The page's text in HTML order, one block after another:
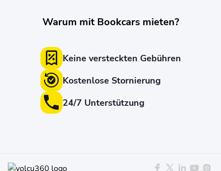
Warum mit Bookcars mieten?
Keine versteckten Gebühren
Kostenlose Stornierung
24/7 Unterstützung